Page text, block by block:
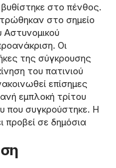
στο πένθος.
στο σημείο
Οι
της σύγκρουσης
του πατινιού
επίσημες
εμπλοκή τρίτου
που συγκρούστηκε. Η
προβεί σε δημόσια